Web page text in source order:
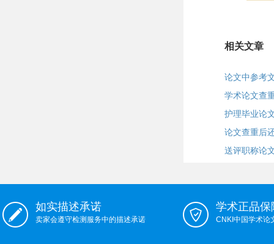
相关文章
论文中参考
学术论文查
护理毕业论
论文查重后
送评职称论
如实描述承诺
卖家会遵守检测服务中的描述承诺
学术正品保
CNKI中国学术论